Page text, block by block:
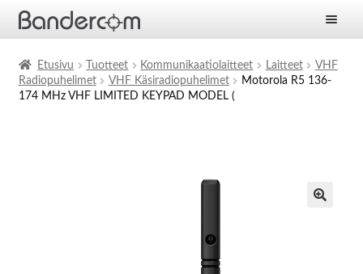
Tuotteet
valikko
Etusivu Tuotteet Kommunikaatiolaitteet Laitteet
VHF
Radiopuhelimet
VHF Käsiradiopuhelimet
Motorola R5 136-
174 MHz VHF LIMITED KEYPAD MODEL (